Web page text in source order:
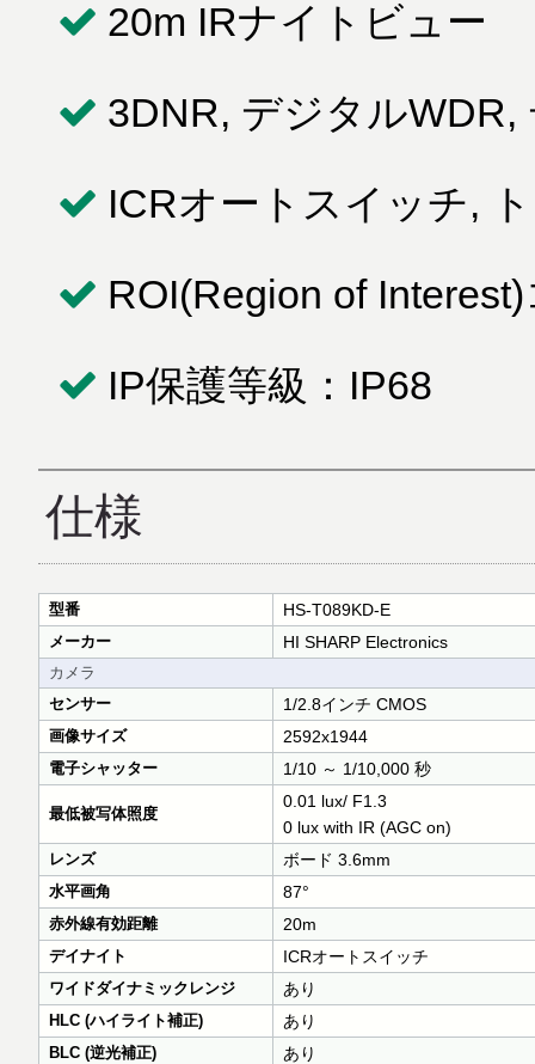
20m IRナイトビュー
3DNR, デジタル
ICRオートスイッチ,
ROI(Region of
IP保護等級：IP68
仕様
型番 HS-T089KD-E
メーカー HI SHARP Electronics
カメラ
センサー
1/2.8インチ CMOS
画像サイズ 2592x1944
電子シャッター 1/10 ～ 1/10,000 秒
最低被写体照度
0.01 lux/ F1.3
0 lux with IR (AGC on)
レンズ ボード 3.6mm
水平画角 87°
赤外線有効距離 20m
デイナイト ICRオートスイッチ
ワイドダイナミックレンジ あり
HLC (ハイライト補正) あり
BLC (逆光補正) あり